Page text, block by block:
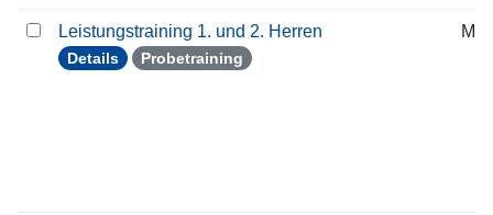
Leistungstraining 1. und 2. Herren
Details Probetraining